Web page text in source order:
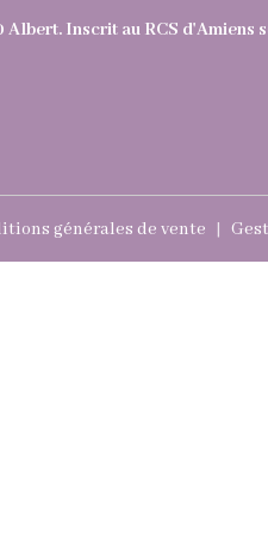
Inscrit au RCS
générales de vente